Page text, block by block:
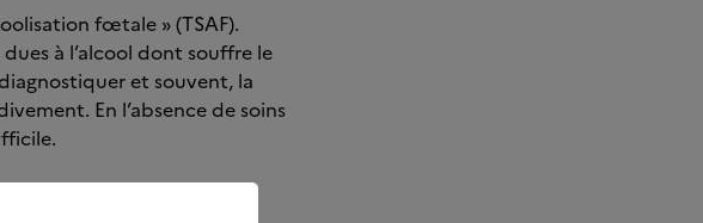
fœtale » (TSAF).
à l’alcool dont souffre le
et souvent, la
En l’absence de soins
d’alcoolisation